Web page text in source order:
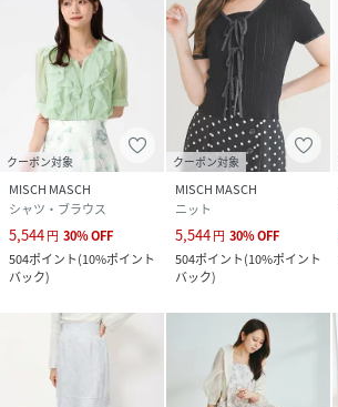
クーポン対象
MISCH MASCH
シャツ・ブラウス
5,544円 30%OFF
504ポイント(10%ポイント
バック)
クーポン対象
MISCH MASCH
ニット
5,544円 30%OFF
504ポイント(10%ポイント
バック)